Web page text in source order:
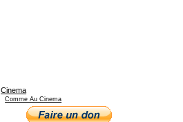
Cinema
Comme Au Cinema